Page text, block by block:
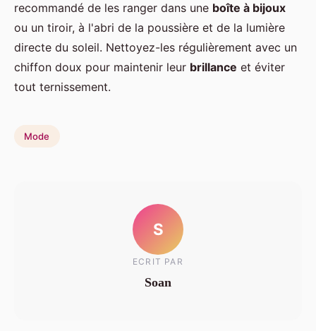
recommandé de les ranger dans une boîte à bijoux
ou un tiroir, à l'abri de la poussière et de la lumière
directe du soleil. Nettoyez-les régulièrement avec un
chiffon doux pour maintenir leur brillance et éviter
tout ternissement.
Mode
S
ECRIT PAR
Soan